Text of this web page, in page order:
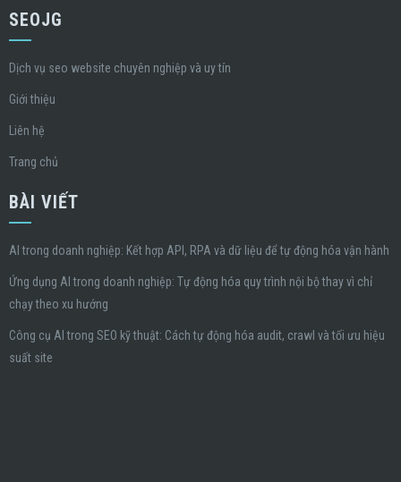
SEOJG
Dịch vụ seo website chuyên nghiệp và uy tín
Giới thiệu
Liên hệ
Trang chủ
BÀI VIẾT
AI trong doanh nghiệp: Kết hợp API, RPA và dữ liệu để tự động hóa vận hành
Ứng dụng AI trong doanh nghiệp: Tự động hóa quy trình nội bộ thay vì chỉ
chạy theo xu hướng
Công cụ AI trong SEO kỹ thuật: Cách tự động hóa audit, crawl và tối ưu hiệu
suất site